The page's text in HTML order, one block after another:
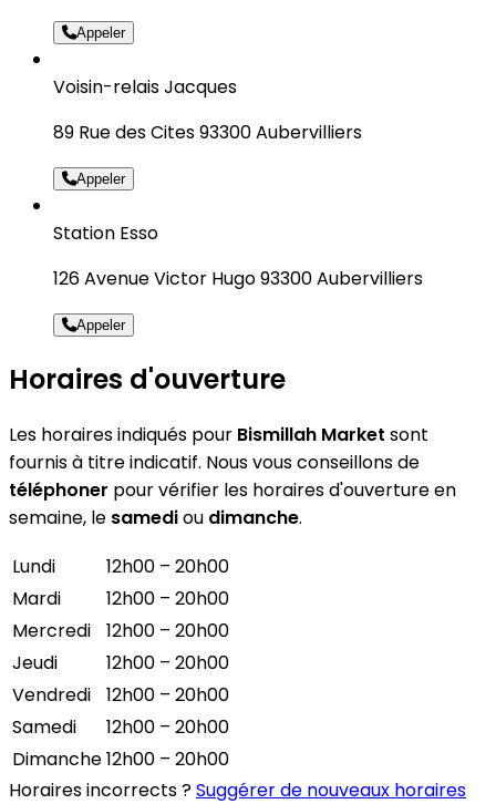
Appeler
Voisin-relais Jacques
89 Rue des Cites 93300 Aubervilliers
Appeler
Station Esso
126 Avenue Victor Hugo 93300 Aubervilliers
Appeler
Horaires d'ouverture
Les horaires indiqués pour Bismillah Market sont
fournis à titre indicatif. Nous vous conseillons de
téléphoner pour vérifier les horaires d'ouverture en
semaine, le samediou dimanche.
Lundi
12h00 – 20h00
Mardi
12h00 – 20h00
Mercredi
12h00 – 20h00
Jeudi
12h00 – 20h00
Vendredi
12h00 – 20h00
Samedi
12h00 – 20h00
Dimanche12h00 – 20h00
Horaires incorrects ?Suggérer de nouveaux horaires